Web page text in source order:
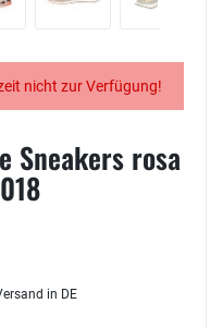
nicht zur Verfügung!
Sneakers rosa
in DE